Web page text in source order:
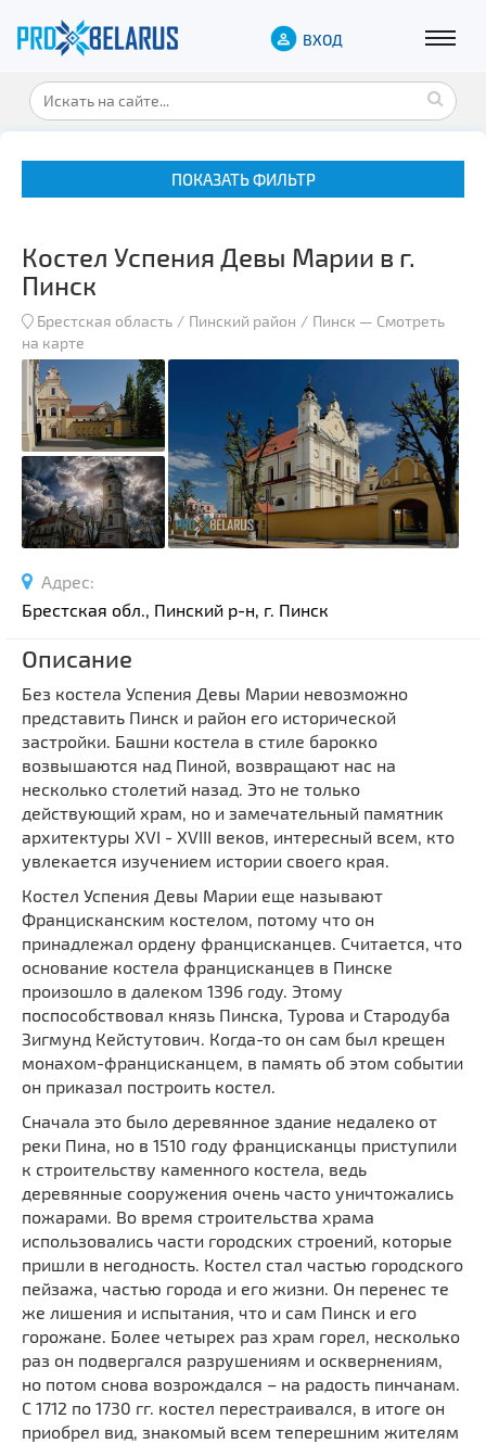
ВХОД
ПОКАЗАТЬ ФИЛЬТР
Музеи
Замки и дворцы
Военная история
Гражданская архитектура
Спортивные сооружения
Производства
Родовые усадьбы
Национальные парки и заказники
Озера и водоемы
Памятники
Памятники археологии
Памятники геодезии
Памятники природы
Памятники известным людям
Церкви
Монастыри
Костелы
Мечети
Синагоги
Часовни
Кирхи
Кладбище
Культурные центры
Театры
Галереи
Концертные залы
Выберите область
Выберите район
Выберите населенный пункт
Выберите направление
Костел Успения Девы Марии в г.
Пинск
Брестская область Пинский район Пинск — Смотреть
на карте
Адрес:
Брестская обл., Пинский р-н, г. Пинск
Описание
Без костела Успения Девы Марии невозможно
представить Пинск и район его исторической
застройки. Башни костела в стиле барокко
возвышаются над Пиной, возвращают нас на
несколько столетий назад. Это не только
действующий храм, но и замечательный памятник
архитектуры XVI - XVIII веков, интересный всем, кто
увлекается изучением истории своего края.
Костел Успения Девы Марии еще называют
Францисканским костелом, потому что он
принадлежал ордену францисканцев. Считается, что
основание костела францисканцев в Пинске
произошло в далеком 1396 году. Этому
поспособствовал князь Пинскa, Туровa и Стародуба
Зигмунд Кейстутoвич. Когда-то он сам был крещен
монахом-францисканцем, в память об этом событии
он приказал построить костел.
Сначала это было деревянное здание недалеко от
реки Пина, но в 1510 году францисканцы приступили
к строительству каменного костела, ведь
деревянные сооружения очень часто уничтожались
пожарами. Во время строительства храма
использовались части городских строений, которые
пришли в негодность. Костел стал частью городского
пейзажа, частью города и его жизни. Он перенес те
же лишения и испытания, что и сам Пинск и его
горожане. Более четырех раз храм горел, несколько
раз он подвергался разрушениям и осквернениям,
но потом снова возрождался – на радость пинчанам.
С 1712 по 1730 гг. костел перестраивался, в итоге он
приобрел вид, знакомый всем теперешним жителям